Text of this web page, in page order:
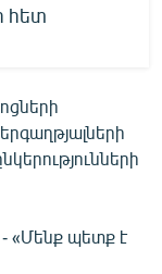
հետ
«Մենք պետք է